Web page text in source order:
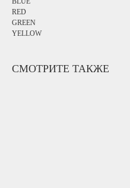
RED
GREEN
YELLOW
СМОТРИТЕ ТАКЖЕ